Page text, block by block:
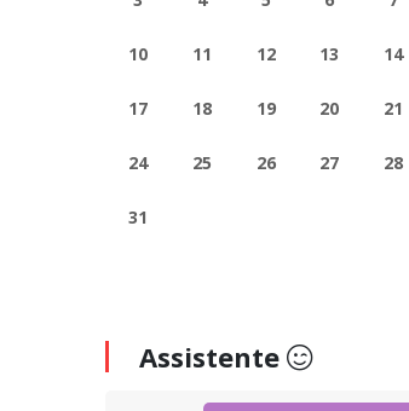
10 11 12 13 14
17 18 19 20 21
24 25 26 27 28
31
Assistente